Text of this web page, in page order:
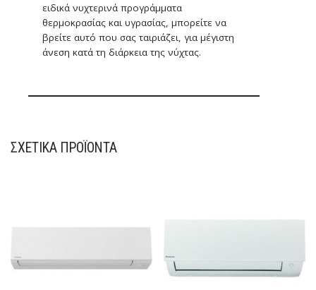
ειδικά νυχτερινά προγράμματα
θερμοκρασίας και υγρασίας, μπορείτε να
βρείτε αυτό που σας ταιριάζει, για μέγιστη
άνεση κατά τη διάρκεια της νύχτας.
ΣΧΕΤΙΚΆ ΠΡΟΪΌΝΤΑ